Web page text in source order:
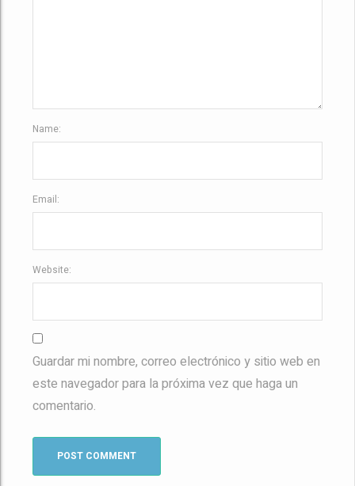
Name:
Email:
Website:
Guardar mi nombre, correo electrónico y sitio web en
este navegador para la próxima vez que haga un
comentario.